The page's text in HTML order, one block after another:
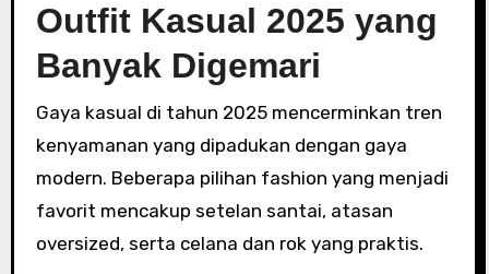
Outfit Kasual 2025 yang
Banyak Digemari
Gaya kasual di tahun 2025 mencerminkan tren
kenyamanan yang dipadukan dengan gaya
modern. Beberapa pilihan fashion yang menjadi
favorit mencakup setelan santai, atasan
oversized, serta celana dan rok yang praktis.